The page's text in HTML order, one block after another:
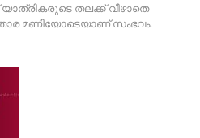
തലക്ക് വീഴാതെ
മണിയോടെയാണ് സംഭവം.